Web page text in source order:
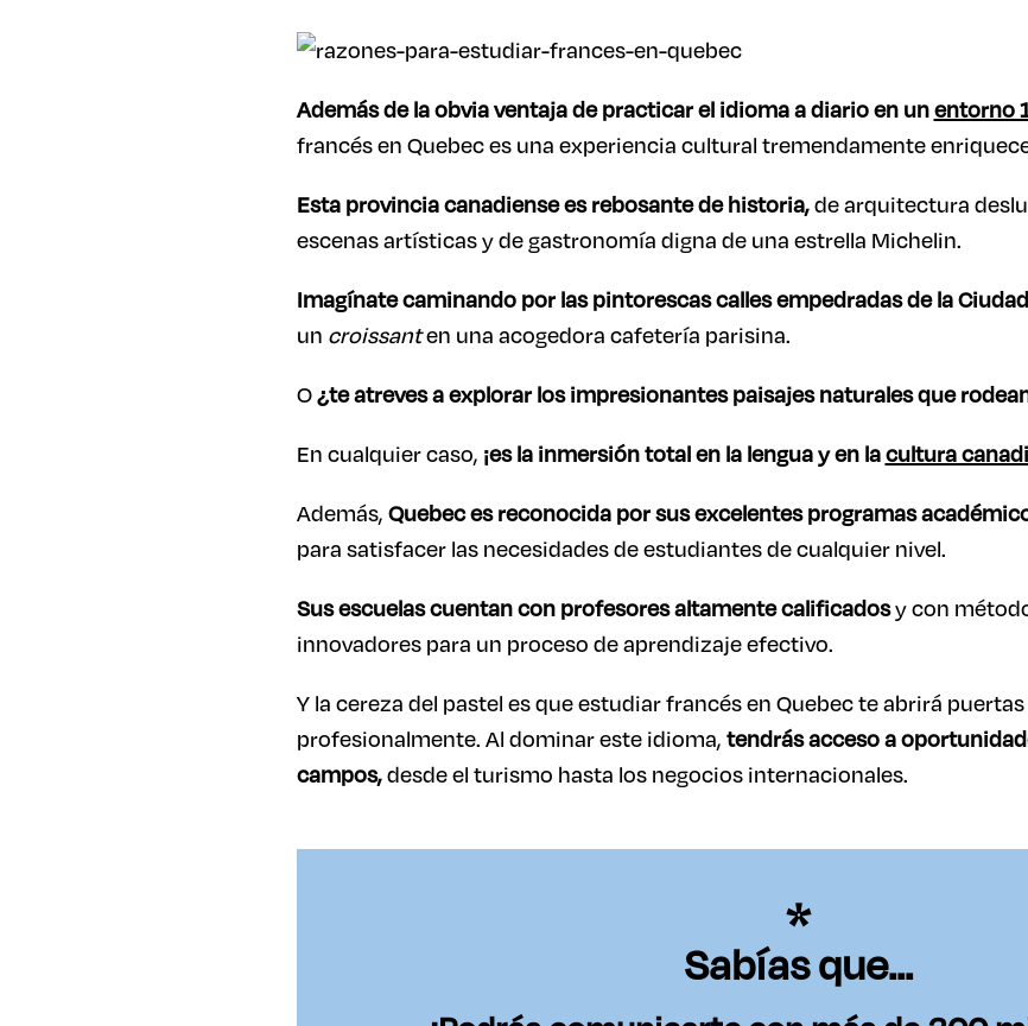
Además de la obvia ventaja de practicar el idioma a diario en unentorno
francés en Quebec es una experiencia cultural tremendamente
Esta provincia canadiense es rebosante de historia,de arquitectura
escenas artísticas y de gastronomía digna de una estrella Michelin.
Imagínate caminando por las pintorescas calles empedradas de la
un croissanten una acogedora cafetería parisina.
O¿te atreves a explorar los impresionantes paisajes naturales que
En cualquier caso, ¡es la inmersión total en la lengua y en lacultura
Además,Quebec es reconocida por sus excelentes programas
para satisfacer las necesidades de estudiantes de cualquier nivel.
Sus escuelas cuentan con profesores altamente calificadosy con
innovadores para un proceso de aprendizaje efectivo.
Y la cereza del pastel es que estudiar francés en Quebec te abrirá
profesionalmente. Al dominar este idioma,tendrás acceso a
campos,desde el turismo hasta los negocios internacionales.
Sabías que...